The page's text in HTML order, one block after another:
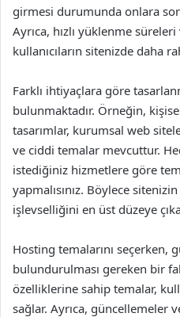
girmesi durumunda onlara
Ayrıca, hızlı yüklenme
kullanıcıların sitenizde daha
Farklı ihtiyaçlara göre
bulunmaktadır. Örneğin,
tasarımlar, kurumsal web
ve ciddi temalar mevcuttur.
istediğiniz hizmetlere göre
yapmalısınız. Böylece
işlevselliğini en üst düzeye
Hosting temalarını seçerken,
bulundurulması gereken bir
özelliklerine sahip temalar,
sağlar. Ayrıca, güncellemeler